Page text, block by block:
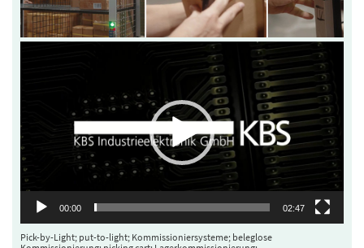
00:00 02:47
Pick-by-Light; put-to-light; Kommissioniersysteme; beleglose